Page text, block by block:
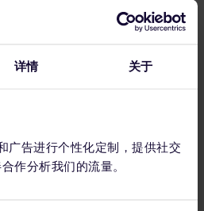
详情 关于
广告进行个性化定制，提供社交
作分析我们的流量。